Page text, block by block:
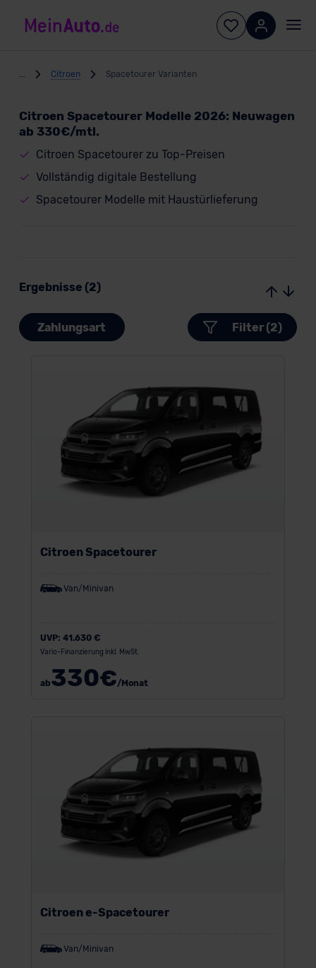
Citroen Spacetourer Varianten
Citroen Spacetourer Modelle 2026: Neuwagen
ab 330€/mtl.
Citroen Spacetourer zu Top-Preisen
Vollständig digitale Bestellung
Spacetourer Modelle mit Haustürlieferung
Ergebnisse (2)
Zahlungsart Filter (2)
Citroen Spacetourer
Van/Minivan
UVP: 41.630 €
Vario-Finanzierung inkl. MwSt.
ab330€/Monat
Citroen e-Spacetourer
Van/Minivan